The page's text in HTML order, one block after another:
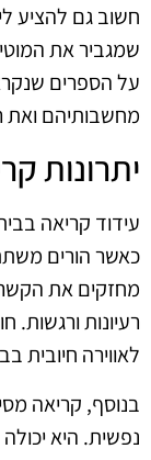
חשוב גם להציע
שמגביר את
על הספרים
מחשבותיהם ואת
יתרונות
עידוד קריאה
כאשר הורים
מחזקים את
רעיונות ורגשות.
לאווירה חיובית
בנוסף, קריאה
נפשית. היא